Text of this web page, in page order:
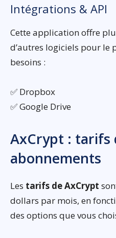
Intégrations & API
Cette application offre
d’autres logiciels pour le
besoins :
✅ Dropbox
✅ Google Drive
AxCrypt : tarifs
abonnements
Les tarifs de AxCrypt
dollars par mois, en
des options que vous